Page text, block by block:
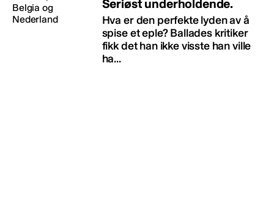
Seriøst underholdende.
Hva er den perfekte lyden av å
spise et eple? Ballades kritiker
fikk det han ikke visste han ville
ha...